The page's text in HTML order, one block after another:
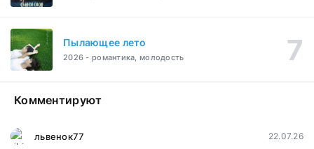
Пылающее лето
2026 - романтика, молодость
Комментируют
львенок77 22.07.26